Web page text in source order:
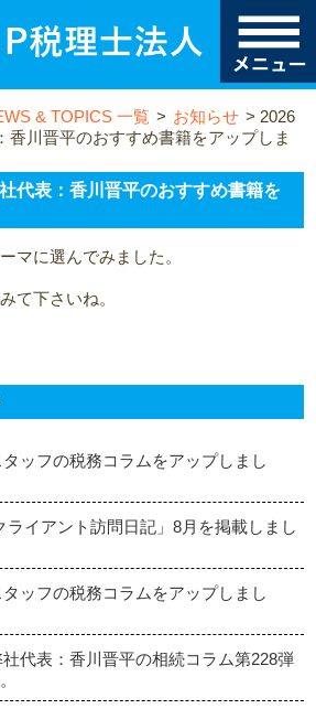
& TOPICS 一覧 > お知らせ >2026
川晋平のおすすめ書籍をアップしま
代表：香川晋平のおすすめ書籍を
マに選んでみました。
て下さいね。
ッフの税務コラムをアップしまし
ライアント訪問日記」8月を掲載しまし
ッフの税務コラムをアップしまし
代表：香川晋平の相続コラム第228弾